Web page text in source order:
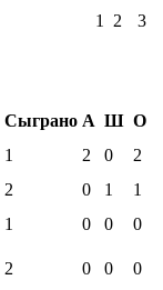
1 2 3
Сыграно А Ш О
1 2 0
2
2 0 1
1
1 0 0 0
2 0 0
0